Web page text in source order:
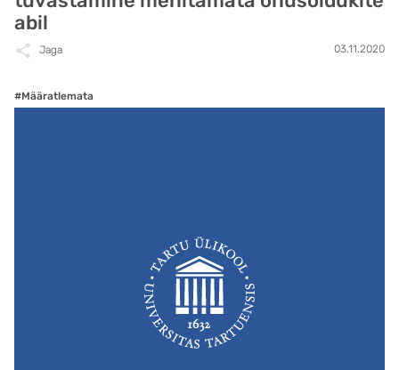
abil
Jaga 03.11.2020
#Määratlemata